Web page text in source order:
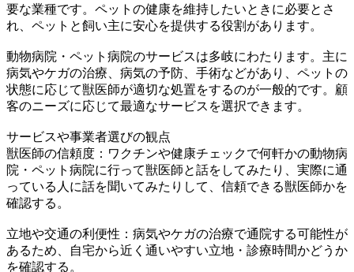
要な業種です。ペットの健康を維持したいときに必要とさ
れ、ペットと飼い主に安心を提供する役割があります。
動物病院・ペット病院のサービスは多岐にわたります。主に
病気やケガの治療、病気の予防、手術などがあり、ペットの
状態に応じて獣医師が適切な処置をするのが一般的です。顧
客のニーズに応じて最適なサービスを選択できます。
サービスや事業者選びの観点
獣医師の信頼度：ワクチンや健康チェックで何軒かの動物病
院・ペット病院に行って獣医師と話をしてみたり、実際に通
っている人に話を聞いてみたりして、信頼できる獣医師かを
確認する。
立地や交通の利便性：病気やケガの治療で通院する可能性が
あるため、自宅から近く通いやすい立地・診療時間かどうか
を確認する。